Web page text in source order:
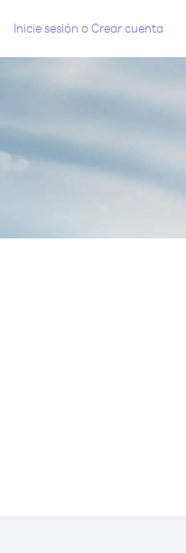
Inicie sesión oCrear cuenta